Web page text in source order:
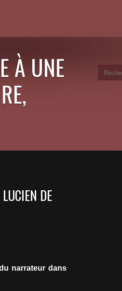
À UNE
DE
narrateur dans